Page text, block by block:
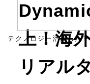
テクノロジー活用した
上！海
リアル